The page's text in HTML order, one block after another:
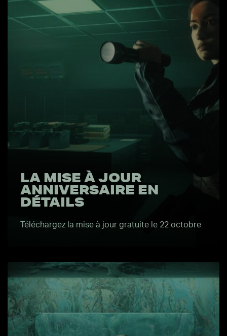
LA MISE À JOUR
ANNIVERSAIRE EN
DÉTAILS
Téléchargez la mise à jour gratuite le 22 octobre